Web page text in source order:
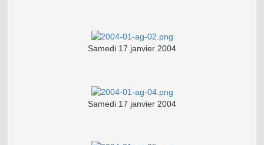
Samedi 17 janvier 2004
Samedi 17 janvier 2004